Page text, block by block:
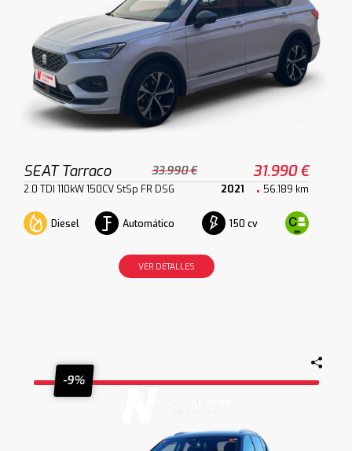
SEAT Tarraco 33.990 € 31.990 €
2.0 TDI 110kW 150CV StSp FR DSG 2021 56.189 km
Diesel Automático 150 cv
VER DETALLES
-9%